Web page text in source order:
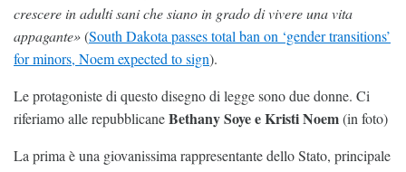
crescere in adulti sani che siano in grado di vivere una vita
appagante»(South Dakota passes total ban on ‘gender transitions’
for minors, Noem expected to sign).
Le protagoniste di questo disegno di legge sono due donne. Ci
riferiamo alle repubblicaneBethany Soye e Kristi Noem(in foto)
La prima è una giovanissima rappresentante dello Stato, principale